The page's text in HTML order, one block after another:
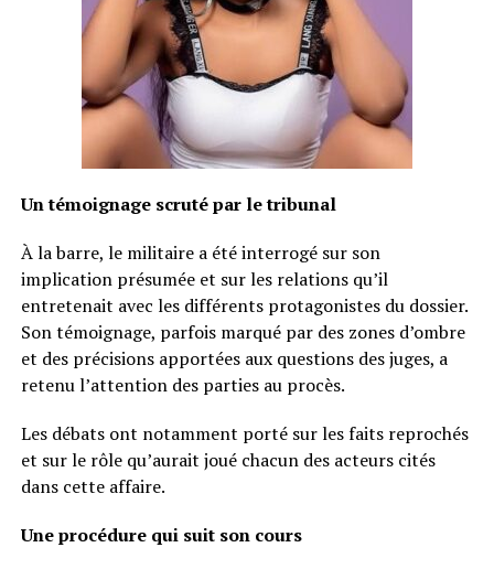
Un témoignage scruté par le tribunal
À la barre, le militaire a été interrogé sur son
implication présumée et sur les relations qu’il
entretenait avec les différents protagonistes du dossier.
Son témoignage, parfois marqué par des zones d’ombre
et des précisions apportées aux questions des juges, a
retenu l’attention des parties au procès.
Les débats ont notamment porté sur les faits reprochés
et sur le rôle qu’aurait joué chacun des acteurs cités
dans cette affaire.
Une procédure qui suit son cours